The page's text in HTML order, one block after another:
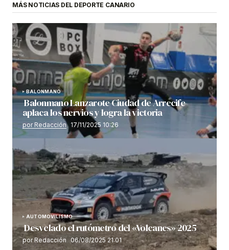
MÁS NOTICIAS DEL DEPORTE CANARIO
BALONMANO
Balonmano Lanzarote Ciudad de Arrecife
aplaca los nervios y logra la victoria
por Redacción 17/11/2025 10:26
AUTOMOVILISMO
Desvelado el rutómetro del «Volcanes» 2025
por Redacción 06/08/2025 21:01